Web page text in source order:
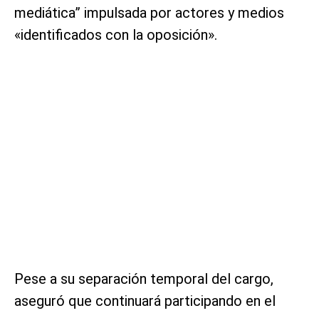
mediática” impulsada por actores y medios
«identificados con la oposición».
Pese a su separación temporal del cargo,
aseguró que continuará participando en el